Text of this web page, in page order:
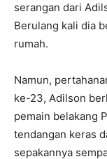
serangan dari
Berulang kali dia
rumah.
Namun,
ke-23, Adilson
pemain belakang
tendangan keras
sepakannya